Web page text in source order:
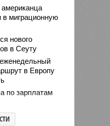
в миграционную
нового
в Сеуту
в Европу
по зарплатам
призвал
пустующие